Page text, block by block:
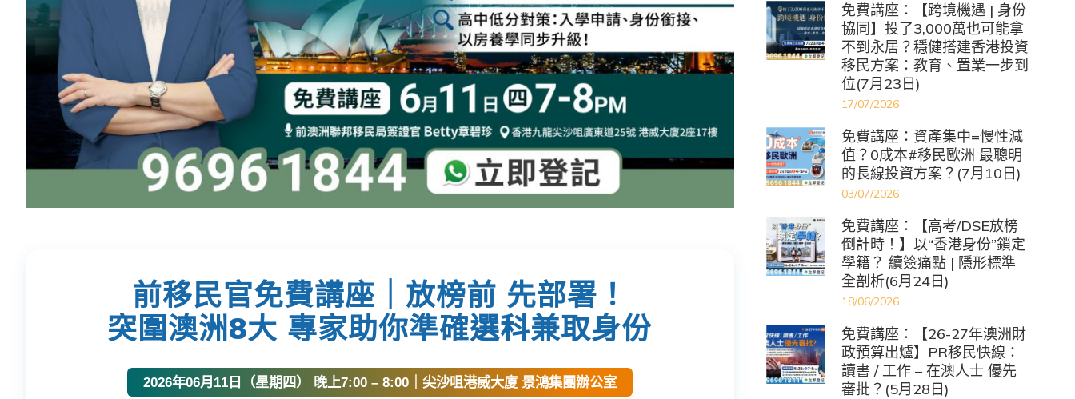
前移民官免費講座｜放榜前 先部署！
突圍澳洲8大 專家助你準確選科兼取身份
2026年06月11日（星期四） 晚上7:00 – 8:00｜尖沙咀港威大廈 景鴻集團辦公室
免費講座：【跨境機遇 | 身份
協同】投了3,000萬也可能拿
不到永居？穩健搭建香港投資
移民方案：教育、置業一步到
位(7月23日)
17/07/2026
免費講座：資產集中=慢性減
值？0成本#移民歐洲 最聰明
的長線投資方案？(7月10日)
03/07/2026
免費講座：【高考/DSE放榜
倒計時！】以“香港身份”鎖定
學籍？ 續簽痛點 | 隱形標準
全剖析(6月24日)
18/06/2026
免費講座：【26-27年澳洲財
政預算出爐】PR移民快線：
讀書 / 工作 – 在澳人士 優先
審批？(5月28日)